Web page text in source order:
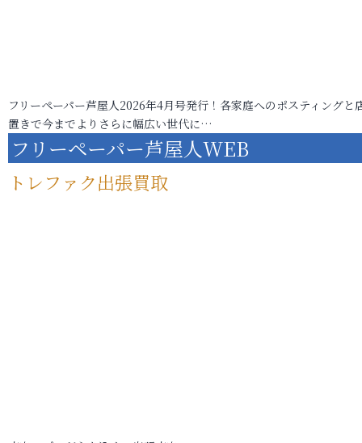
フリーペーパー芦屋人2026年4月号発行！各家庭へのポスティングと
置きで今までよりさらに幅広い世代に…
フリーペーパー芦屋人WEB
トレファク出張買取